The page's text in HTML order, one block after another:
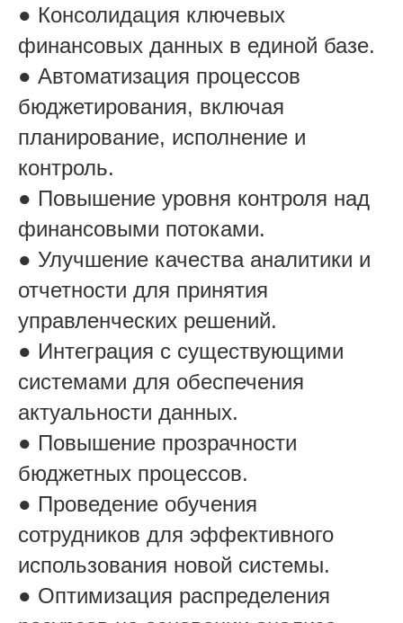
● Консолидация ключевых
финансовых данных в единой базе.
● Автоматизация процессов
бюджетирования, включая
планирование, исполнение и
контроль.
● Повышение уровня контроля над
финансовыми потоками.
● Улучшение качества аналитики и
отчетности для принятия
управленческих решений.
● Интеграция с существующими
системами для обеспечения
актуальности данных.
● Повышение прозрачности
бюджетных процессов.
● Проведение обучения
сотрудников для эффективного
использования новой системы.
● Оптимизация распределения